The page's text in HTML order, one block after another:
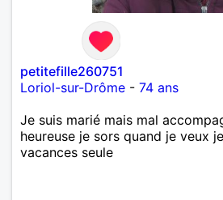
petitefille260751
Loriol-sur-Drôme - 74 ans
Je suis marié mais mal
heureuse je sors quand je veux
vacances seule